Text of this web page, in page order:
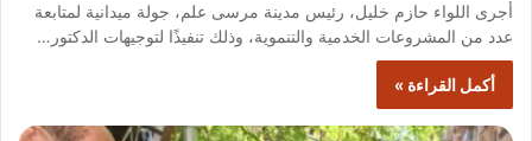
أجرى اللواء حازم خليل، رئيس مدينة مرسى علم، جولة ميدانية لمتابعة
عدد من المشروعات الخدمية والتنموية، وذلك تنفيذًا لتوجيهات الدكتور…
أكمل القراءة »